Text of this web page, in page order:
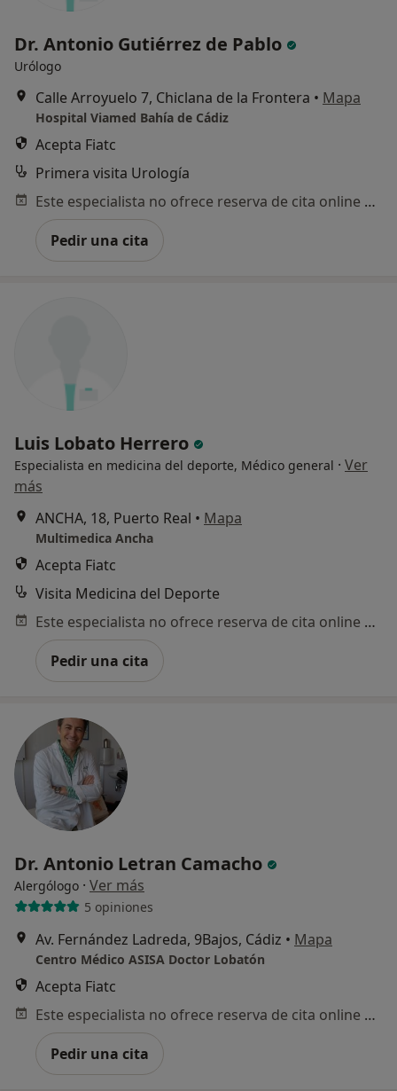
Dr. Antonio Gutiérrez de Pablo
Urólogo
Calle Arroyuelo 7, Chiclana de la Frontera • Mapa
Hospital Viamed Bahía de Cádiz
Acepta Fiatc
Primera visita Urología
Este especialista no ofrece reserva de cita online en esta dirección.
Pedir una cita
Luis Lobato Herrero
Especialista en medicina del deporte, Médico general · Ver
más
ANCHA, 18, Puerto Real • Mapa
Multimedica Ancha
Acepta Fiatc
Visita Medicina del Deporte
Este especialista no ofrece reserva de cita online en esta dirección.
Pedir una cita
Dr. Antonio Letran Camacho
Alergólogo · Ver más
5 opiniones
Av. Fernández Ladreda, 9Bajos, Cádiz • Mapa
Centro Médico ASISA Doctor Lobatón
Acepta Fiatc
Este especialista no ofrece reserva de cita online en esta dirección.
Pedir una cita